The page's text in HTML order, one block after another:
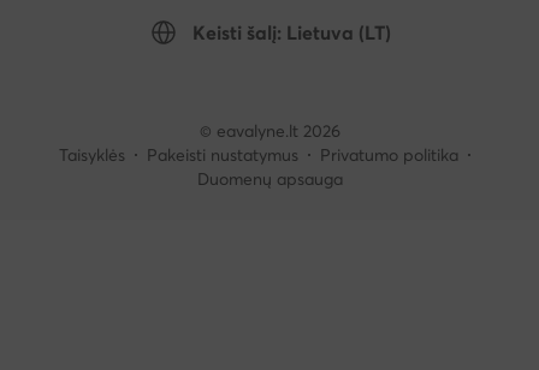
Keisti šalį: Lietuva (LT)
© eavalyne.lt 2026
Taisyklės
Pakeisti nustatymus
Privatumo politika
Duomenų apsauga